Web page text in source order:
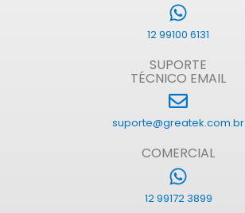
12 99100 6131
SUPORTE
TÉCNICO EMAIL
suporte@greatek.com.br
COMERCIAL
12 99172 3899